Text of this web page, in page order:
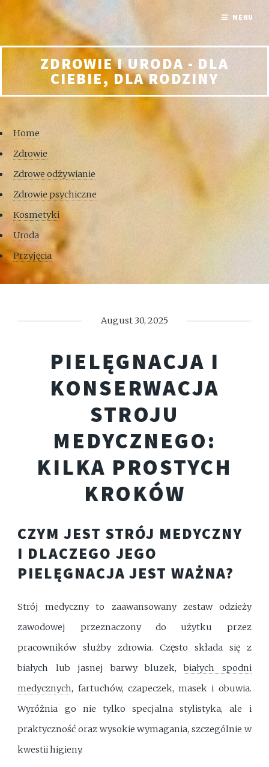
ZDROWIE I URODA - DLA
CIEBIE, DLA RODZINY
Home
Zdrowie
Zdrowe odżywianie
Zdrowie psychiczne
Kosmetyki
Uroda
Przyjęcia
August 30, 2025
PIELĘGNACJA I
KONSERWACJA
STROJU
MEDYCZNEGO:
KILKA PROSTYCH
KROKÓW
CZYM JEST STRÓJ MEDYCZNY
I DLACZEGO JEGO
PIELĘGNACJA JEST WAŻNA?
Strój medyczny to zaawansowany zestaw odzieży
zawodowej przeznaczony do użytku przez
pracowników służby zdrowia. Często składa się z
białych lub jasnej barwy bluzek,białych spodni
medycznych, fartuchów, czapeczek, masek i obuwia.
Wyróżnia go nie tylko specjalna stylistyka, ale i
praktyczność oraz wysokie wymagania, szczególnie w
kwestii higieny.
MENU